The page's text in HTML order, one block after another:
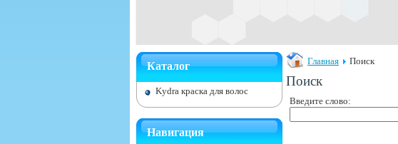
Каталог
Kydra краска для волос
Навигация
Главная Поиск
Поиск
Введите слово: